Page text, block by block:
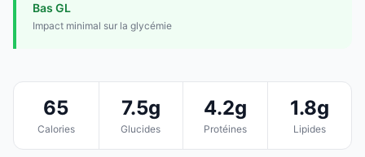
Bas GL
Impact minimal sur la glycémie
65
Calories
7.5g
Glucides
4.2g
Protéines
1.8g
Lipides